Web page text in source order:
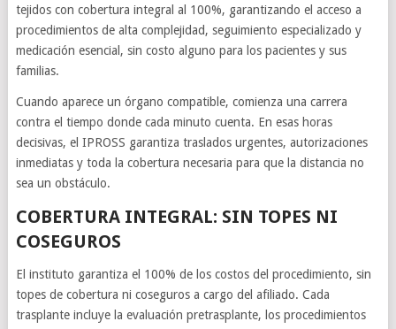
tejidos con cobertura integral al 100%, garantizando el acceso a
procedimientos de alta complejidad, seguimiento especializado y
medicación esencial, sin costo alguno para los pacientes y sus
familias.
Cuando aparece un órgano compatible, comienza una carrera
contra el tiempo donde cada minuto cuenta. En esas horas
decisivas, el IPROSS garantiza traslados urgentes, autorizaciones
inmediatas y toda la cobertura necesaria para que la distancia no
sea un obstáculo.
COBERTURA INTEGRAL: SIN TOPES NI
COSEGUROS
El instituto garantiza el 100% de los costos del procedimiento, sin
topes de cobertura ni coseguros a cargo del afiliado. Cada
trasplante incluye la evaluación pretrasplante, los procedimientos